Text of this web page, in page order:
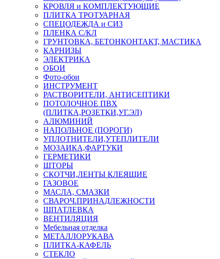
КРОВЛЯ и КОМПЛЕКТУЮЩИЕ
ПЛИТКА ТРОТУАРНАЯ
СПЕЦОДЕЖДА и СИЗ
ПЛЕНКА С/КЛ
ГРУНТОВКА, БЕТОНКОНТАКТ, МАСТИКА
КАРНИЗЫ
ЭЛЕКТРИКА
ОБОИ
Фото-обои
ИНСТРУМЕНТ
РАСТВОРИТЕЛИ, АНТИСЕПТИКИ
ПОТОЛОЧНОЕ ПВХ
(ПЛИТКА,РОЗЕТКИ,УГ.ЭЛ)
АЛЮМИНИЙ
НАПОЛЬНОЕ (ПОРОГИ)
УПЛОТНИТЕЛИ,УТЕПЛИТЕЛИ
МОЗАИКА,ФАРТУКИ
ГЕРМЕТИКИ
ШТОРЫ
СКОТЧИ,ЛЕНТЫ КЛЕЯЩИЕ
ГАЗОВОЕ
МАСЛА, СМАЗКИ
СВАРОЧ.ПРИНАДЛЕЖНОСТИ
ШПАТЛЕВКА
ВЕНТИЛЯЦИЯ
Мебельная отделка
МЕТАЛЛОРУКАВА
ПЛИТКА-КАФЕЛЬ
СТЕКЛО